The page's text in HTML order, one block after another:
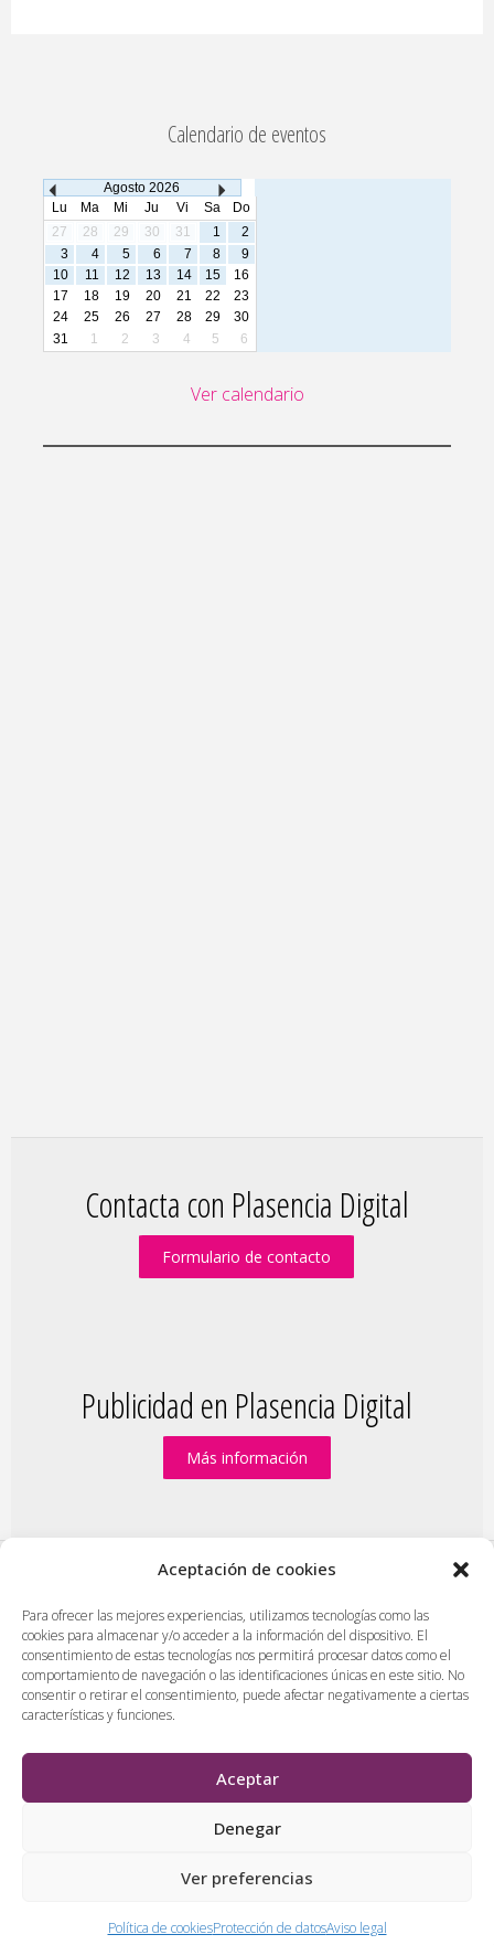
Aceptación de cookies
Para ofrecer las mejores experiencias, utilizamos tecnologías como las
cookies para almacenar y/o acceder a la información del dispositivo. El
consentimiento de estas tecnologías nos permitirá procesar datos como el
comportamiento de navegación o las identificaciones únicas en este sitio. No
consentir o retirar el consentimiento, puede afectar negativamente a ciertas
características y funciones.
Aceptar
Denegar
Ver preferencias
Política de cookiesProtección de datosAviso legal
Calendario de eventos
Agosto 2026
Lu
Ma Mi Ju Vi Sa
Do
27
28 29 30 31 1
2
3
4 5 6 7 8
9
10
11 12 13 14 15
16
17
18 19 20 21 22
23
24
25 26 27 28 29
30
31
1 2 3 4 5 6
Ver calendario
Contacta con Plasencia Digital
Formulario de contacto
Publicidad en Plasencia Digital
Más información
PlasenciaDigital.com | Formulario de contacto
Publicidad en Plasencia Digital
|
Política de cookies (UE)
| Protección de datos
|
Aviso legal
| Diseño web en Plasencia
por los administradores antes de ser publicado. No se aceptarán
contenidos que falten al respeto, insulten o desprecien a
personas, lugares o empresas.